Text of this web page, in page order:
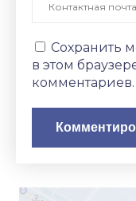
Сохранить
в этом
комментариев.